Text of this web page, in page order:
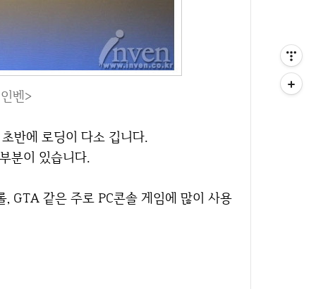
벤>
초반에 로딩이 다소 깁니다.
분이 있습니다.